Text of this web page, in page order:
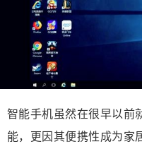
智能手机虽然在很早以前
能，更因其便携性成为家